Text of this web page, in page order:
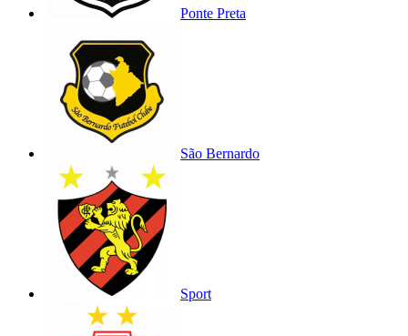
Ponte Preta
São Bernardo
Sport